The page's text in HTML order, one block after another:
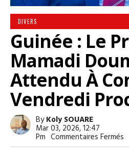
DIVERS
Guinée : Le
Mamadi
Attendu À
Vendredi
ByKoly SOUARE
Mar 03, 2026, 12:47
Pm Commentaires Fermés